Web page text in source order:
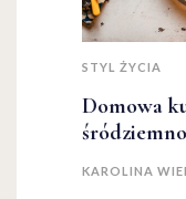
STYL ŻYCIA
Domowa
KAROLINA